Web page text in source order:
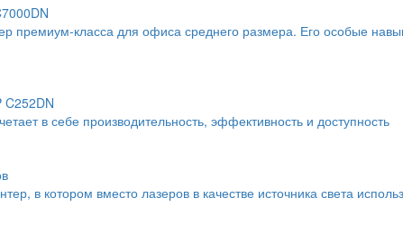
премиум-класса для офиса среднего размера. Его особые
C252DN
в себе производительность, эффективность и доступность
в котором вместо лазеров в качестве источника света